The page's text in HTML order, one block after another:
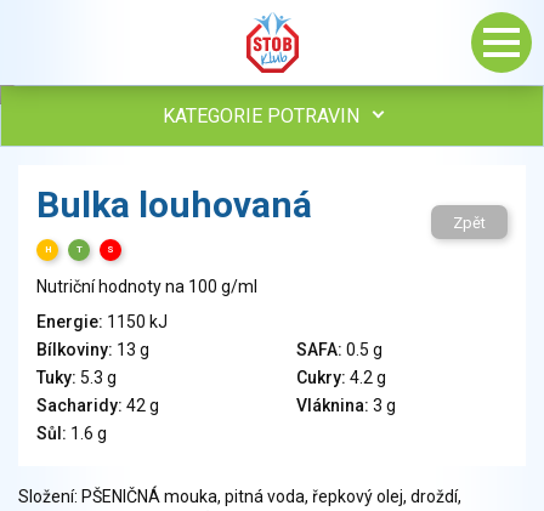
KATEGORIE POTRAVIN
Vejce
Mléko
Veganské a vegetariánské výrobky
Tuky
Obiloviny, mouka, cereální výrobky
Chléb, pečivo, křehké chleby, pufované výrobky
Ovoce
Bulka louhovaná
H T S
Zpět
Nutriční hodnoty na 100 g/ml
Energie: 1150 kJ
Bílkoviny: 13 g SAFA: 0.5 g
Tuky: 5.3 g Cukry: 4.2 g
Sacharidy: 42 g Vláknina: 3 g
Sůl: 1.6 g
Složení: PŠENIČNÁ mouka, pitná voda, řepkový olej, droždí,